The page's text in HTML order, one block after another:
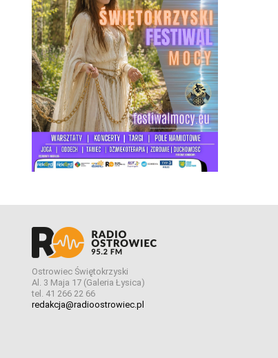
Ostrowiec Świętokrzyski
Al. 3 Maja 17 (Galeria Łysica)
tel. 41 266 22 66
redakcja@radioostrowiec.pl